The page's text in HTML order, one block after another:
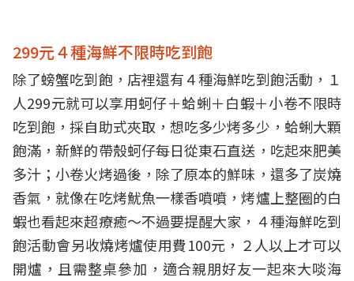
299元４種海鮮不限時吃到飽
除了螃蟹吃到飽，店裡還有４種海鮮吃到飽活動，１
人299元就可以享用蚵仔＋蛤蜊＋白蝦＋小卷不限時
吃到飽，採自助式夾取，想吃多少烤多少，蛤蜊大顆
飽滿，新鮮的帶殼蚵仔每日從東石直送，吃起來肥美
多汁；小卷火烤過後，除了原本的鮮味，還多了炭燒
香氣，就像在吃烤魷魚一樣香噴噴，烤爐上整圈的白
蝦也看起來超療癒～不過要提醒大家，４種海鮮吃到
飽活動會另收燒烤爐使用費100元，２人以上才可以
開爐，且需整桌參加，適合親朋好友一起來大啖海